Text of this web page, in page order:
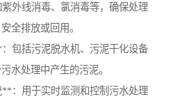
外线消毒、氯消毒等，确保处理
全排放或回用。
包括污泥脱水机、污泥干化设备
水处理中产生的污泥。
：用于实时监测和控制污水处理